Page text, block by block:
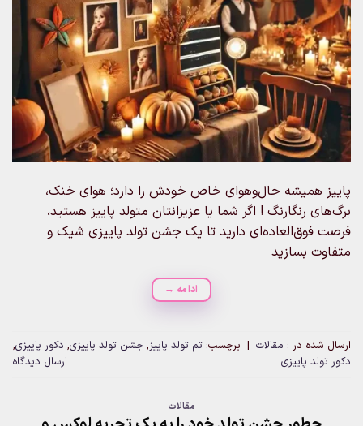
پاییز همیشه حال‌وهوای خاص خودش را دارد؛ هوای خنک،
برگ‌های رنگارنگ ! اگر شما یا عزیزانتان متولد پاییز هستید،
فرصت فوق‌العاده‌ای دارید تا یک جشن تولد پاییزی شیک و
متفاوت بسازید
ادامه →
ارسال شده در : مقالات | برچسب: تم تولد پاییز, جشن تولد پاییزی, دکور پاییزی,
دکور تولد پاییزی
ارسال دیدگاه
مقالات